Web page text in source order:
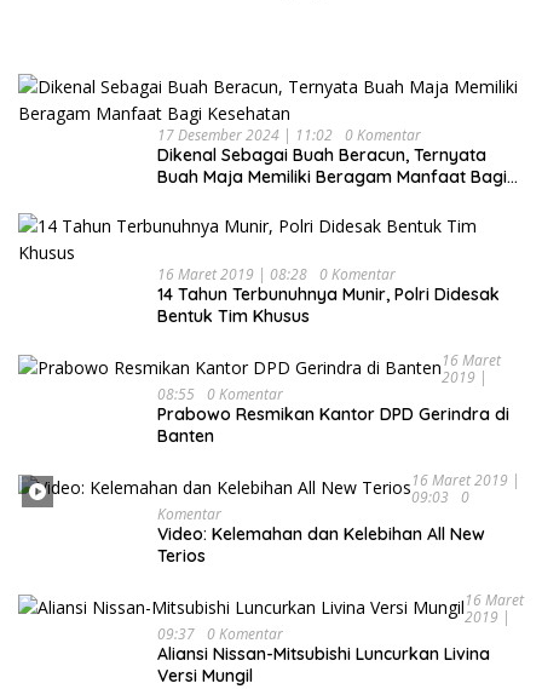
17 Desember 2024 | 11:02 0 Komentar
Dikenal Sebagai Buah Beracun, Ternyata
Buah Maja Memiliki Beragam Manfaat Bagi
16 Maret 2019 | 08:28 0 Komentar
14 Tahun Terbunuhnya Munir, Polri Didesak
Bentuk Tim Khusus
16 Maret
2019 |
08:55 0 Komentar
Prabowo Resmikan Kantor DPD Gerindra di
Banten
16 Maret 2019 |
09:03
0
Komentar
Video: Kelemahan dan Kelebihan All New
Terios
16 Maret
2019 |
09:37 0 Komentar
Aliansi Nissan-Mitsubishi Luncurkan Livina
Versi Mungil